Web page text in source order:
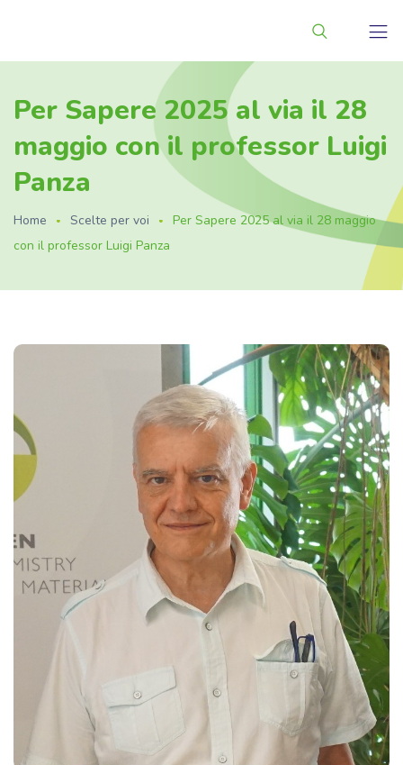
Per Sapere 2025 al via il 28
maggio con il professor Luigi
Panza
Home Scelte per voi
Per Sapere 2025 al via il 28 maggio
con il professor Luigi Panza